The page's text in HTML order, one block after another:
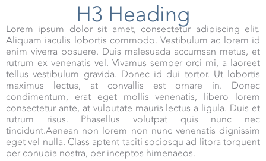
H3 Heading
Lorem ipsum dolor sit amet, consectetur adipiscing elit.
Aliquam iaculis lobortis commodo. Vestibulum ac lorem id
enim viverra posuere. Duis malesuada accumsan metus, et
rutrum ex venenatis vel. Vivamus semper orci mi, a laoreet
tellus vestibulum gravida. Donec id dui tortor. Ut lobortis
maximus lectus, at convallis est ornare in. Donec
condimentum, erat eget mollis venenatis, libero lorem
consectetur ante, at vulputate mauris lectus a ligula. Duis et
rutrum risus. Phasellus volutpat quis nunc nec
tincidunt.Aenean non lorem non nunc venenatis dignissim
eget vel nulla. Class aptent taciti sociosqu ad litora torquent
per conubia nostra, per inceptos himenaeos.